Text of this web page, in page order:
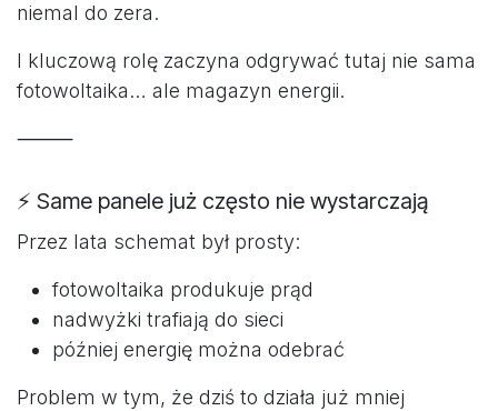
niemal do zera.
I kluczową rolę zaczyna odgrywać tutaj nie sama
fotowoltaika… ale magazyn energii.
⸻
⚡ Same panele już często nie wystarczają
Przez lata schemat był prosty:
fotowoltaika produkuje prąd
nadwyżki trafiają do sieci
później energię można odebrać
Problem w tym, że dziś to działa już mniej